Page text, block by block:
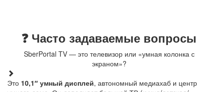
❓ Часто задаваемые вопросы
SberPortal TV — это телевизор или «умная колонка с
экраном»?
Это 10,1″ умный дисплей, автономный медиахаб и центр